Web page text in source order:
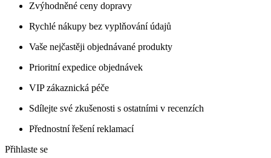
Zvýhodněné ceny dopravy
Rychlé nákupy bez vyplňování údajů
Vaše nejčastěji objednávané produkty
Prioritní expedice objednávek
VIP zákaznická péče
Sdílejte své zkušenosti s ostatními v recenzích
Přednostní řešení reklamací
Přihlaste se